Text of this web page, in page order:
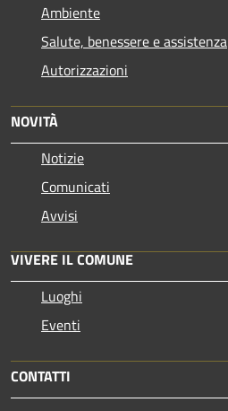
Ambiente
Salute, benessere e assistenza
Autorizzazioni
NOVITÀ
Notizie
Comunicati
Avvisi
VIVERE IL COMUNE
Luoghi
Eventi
CONTATTI